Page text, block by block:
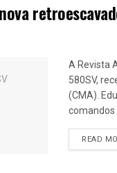
A Revista
580SV,
(CMA).
comandos
READ